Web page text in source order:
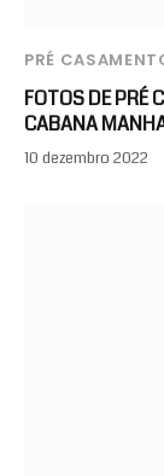
PRÉ
FOTOS DE PRÉ
CABANA
10 dezembro 2022